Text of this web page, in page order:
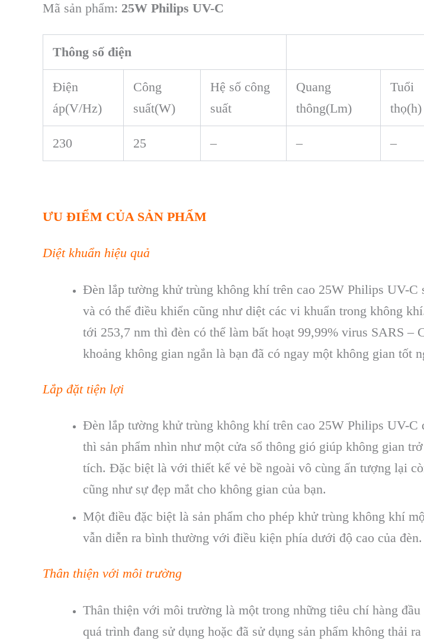
Mã sản phẩm: 25W Philips UV-C
Thông số điện
Điện
áp(V/Hz)
Công
suất(W)
Hệ số công
suất
Quang
thông(Lm)
Tuổi
thọ(h)
230 25 – – –
ƯU ĐIỂM CỦA SẢN PHẨM
Diệt khuẩn hiệu quả
Đèn lắp tường khử trùng không khí trên cao 25W Philips UV-
và có thể điều khiển cũng như diệt các vi khuẩn trong không
tới 253,7 nm thì đèn có thể làm bất hoạt 99,99% virus SARS
khoảng không gian ngắn là bạn đã có ngay một không gian
Lắp đặt tiện lợi
Đèn lắp tường khử trùng không khí trên cao 25W Philips UV-
thì sản phẩm nhìn như một cửa sổ thông gió giúp không gian
tích. Đặc biệt là với thiết kế vẻ bề ngoài vô cùng ấn tượng lại
cũng như sự đẹp mắt cho không gian của bạn.
Một điều đặc biệt là sản phẩm cho phép khử trùng không khí
vẫn diễn ra bình thường với điều kiện phía dưới độ cao của đèn.
Thân thiện với môi trường
Thân thiện với môi trường là một trong những tiêu chí hàng
quá trình đang sử dụng hoặc đã sử dụng sản phẩm không thải